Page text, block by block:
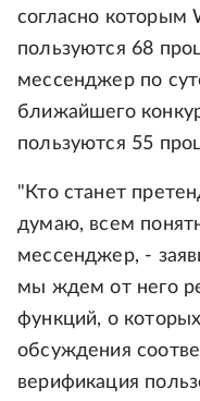
согласно которым
пользуются 68
мессенджер по
ближайшего
пользуются 55
"Кто станет
думаю, всем
мессенджер, -
мы ждем от него
функций, о
обсуждения
верификация